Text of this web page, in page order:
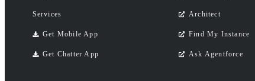
Services
Get Mobile App
Get Chatter App
Architect
Find My Instance
Ask Agentforce